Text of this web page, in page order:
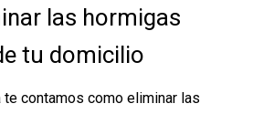
las hormigas
tu domicilio
te contamos como eliminar las